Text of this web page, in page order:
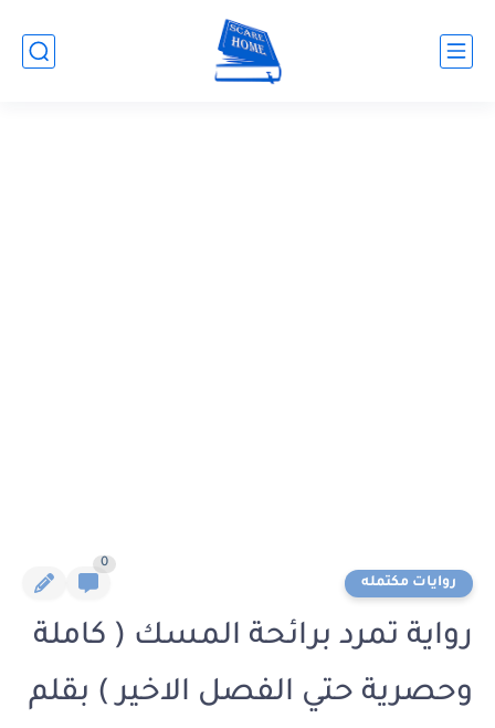
روايات مكتمله
0
رواية تمرد برائحة المسك ( كاملة
وحصرية حتي الفصل الاخير ) بقلم